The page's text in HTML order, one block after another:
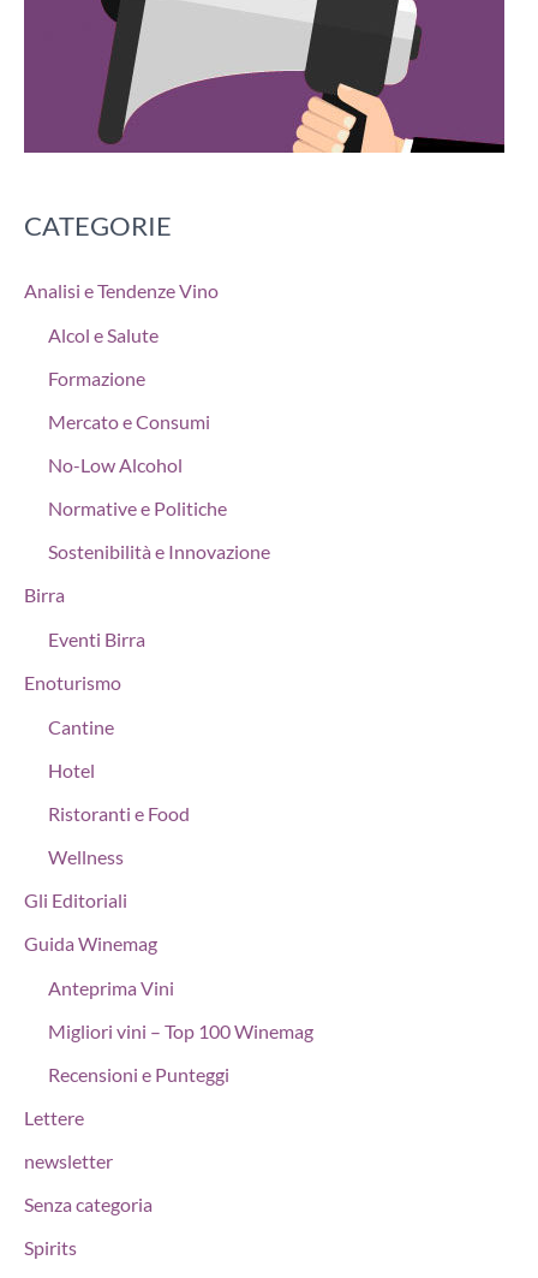
CATEGORIE
Analisi e Tendenze Vino
Alcol e Salute
Formazione
Mercato e Consumi
No-Low Alcohol
Normative e Politiche
Sostenibilità e Innovazione
Birra
Eventi Birra
Enoturismo
Cantine
Hotel
Ristoranti e Food
Wellness
Gli Editoriali
Guida Winemag
Anteprima Vini
Migliori vini – Top 100 Winemag
Recensioni e Punteggi
Lettere
newsletter
Senza categoria
Spirits